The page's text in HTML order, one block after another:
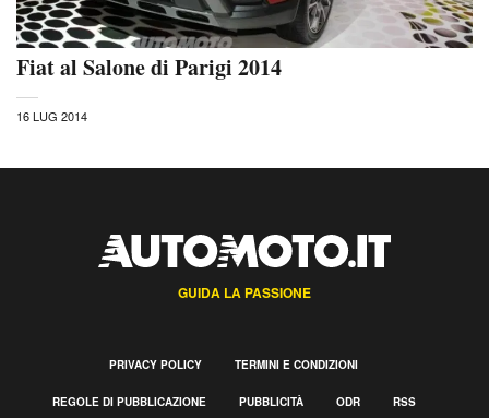
Fiat al Salone di Parigi 2014
16 LUG 2014
GUIDA LA PASSIONE
PRIVACY POLICY TERMINI E CONDIZIONI
REGOLE DI PUBBLICAZIONE PUBBLICITÀ ODR RSS